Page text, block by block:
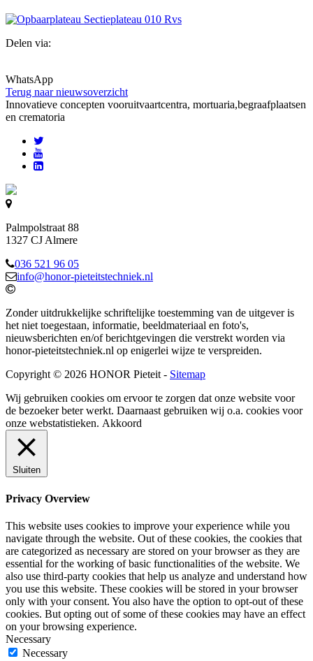
Delen via:
WhatsApp
Terug naar nieuwsoverzicht
Innovatieve concepten vooruitvaartcentra, mortuaria,begraafplaatsen
en crematoria
Palmpolstraat 88
1327 CJ Almere
036 521 96 05
info@honor-pieteitstechniek.nl
Zonder uitdrukkelijke schriftelijke toestemming van de uitgever is
het niet toegestaan, informatie, beeldmateriaal en foto's,
nieuwsberichten en/of berichtgevingen die verstrekt worden via
honor-pieteitstechniek.nl op enigerlei wijze te verspreiden.
Copyright © 2026 HONOR Pieteit - Sitemap
Wij gebruiken cookies om ervoor te zorgen dat onze website voor
de bezoeker beter werkt. Daarnaast gebruiken wij o.a. cookies voor
onze webstatistieken. Akkoord
Sluiten
Privacy Overview
This website uses cookies to improve your experience while you
navigate through the website. Out of these cookies, the cookies that
are categorized as necessary are stored on your browser as they are
essential for the working of basic functionalities of the website. We
also use third-party cookies that help us analyze and understand how
you use this website. These cookies will be stored in your browser
only with your consent. You also have the option to opt-out of these
cookies. But opting out of some of these cookies may have an effect
on your browsing experience.
Necessary
Necessary